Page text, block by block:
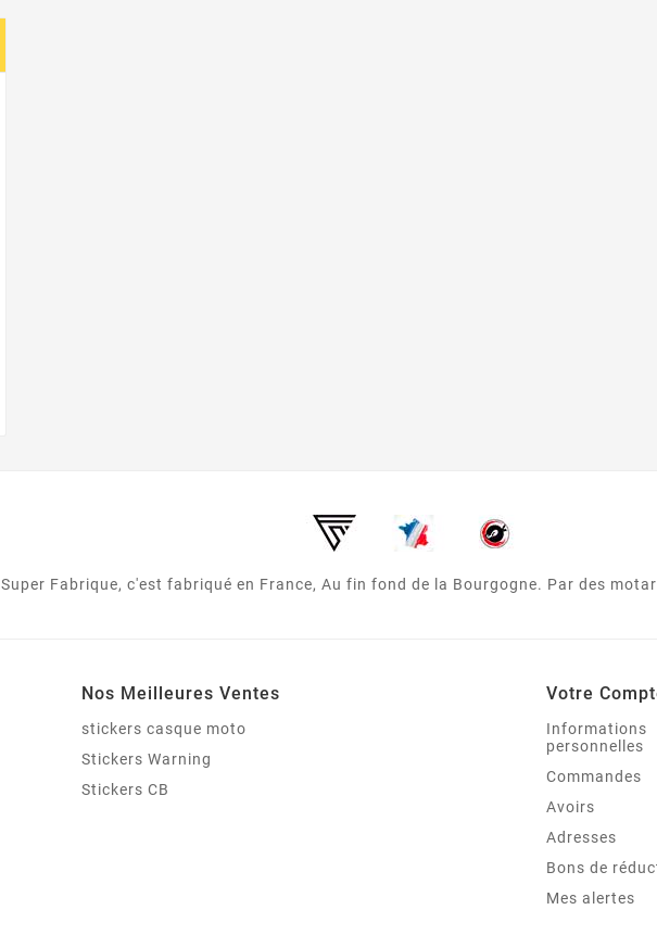
Super Fabrique, c'est fabriqué en France, Au fin fond de la Bourgogne. Par des
Nos Meilleures Ventes
stickers casque moto
Stickers Warning
Stickers CB
Votre
Informations
personnelles
Commandes
Avoirs
Adresses
Bons de
Mes alertes